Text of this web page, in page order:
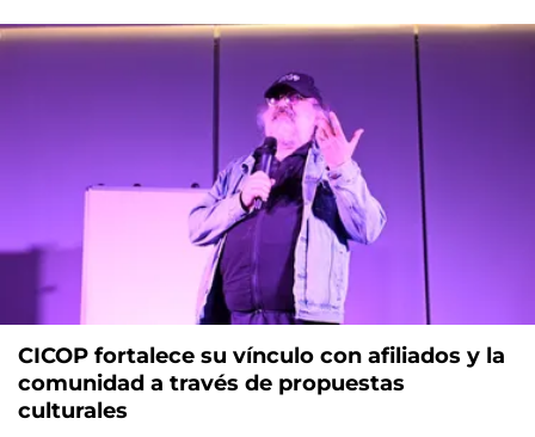
CICOP fortalece su vínculo con afiliados y la
comunidad a través de propuestas
culturales